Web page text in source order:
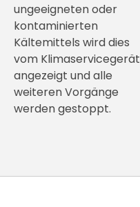
ungeeigneten oder
kontaminierten
Kältemittels wird dies
vom Klimaservicegerät
angezeigt und alle
weiteren Vorgänge
werden gestoppt.